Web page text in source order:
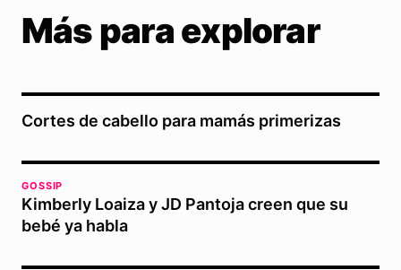
Más para explorar
Cortes de cabello para mamás primerizas
GOSSIP
Kimberly Loaiza y JD Pantoja creen que su
bebé ya habla